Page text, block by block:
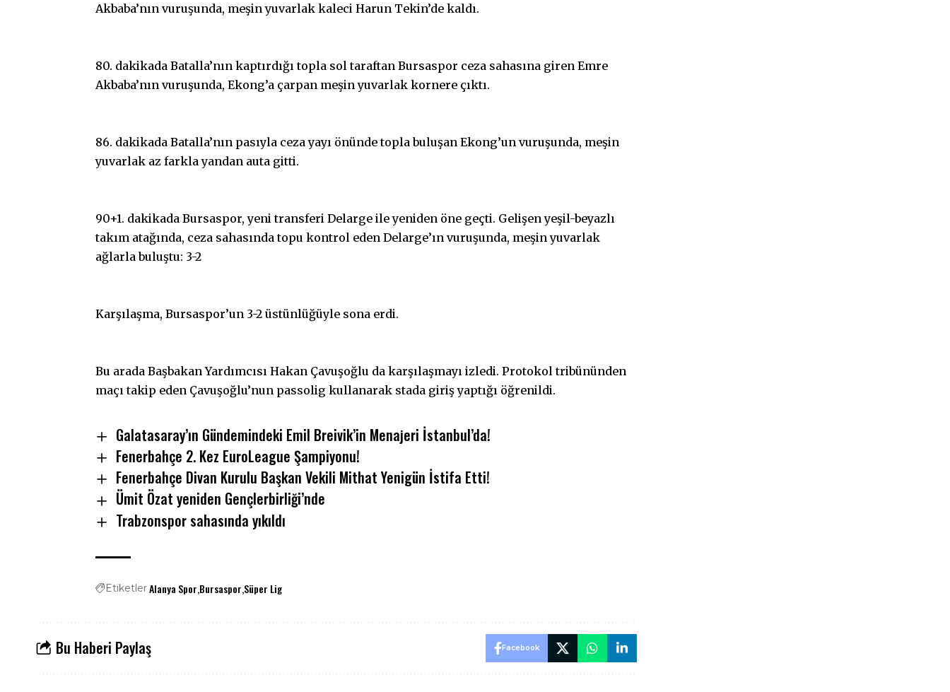
Akbaba’nın vuruşunda, meşin yuvarlak kaleci Harun Tekin’de kaldı.
80. dakikada Batalla’nın kaptırdığı topla sol taraftan Bursaspor ceza sahasına giren Emre
Akbaba’nın vuruşunda, Ekong’a çarpan meşin yuvarlak kornere çıktı.
86. dakikada Batalla’nın pasıyla ceza yayı önünde topla buluşan Ekong’un vuruşunda, meşin
yuvarlak az farkla yandan auta gitti.
90+1. dakikada Bursaspor, yeni transferi Delarge ile yeniden öne geçti. Gelişen yeşil-beyazlı
takım atağında, ceza sahasında topu kontrol eden Delarge’ın vuruşunda, meşin yuvarlak
ağlarla buluştu: 3-2
Karşılaşma, Bursaspor’un 3-2 üstünlüğüyle sona erdi.
Bu arada Başbakan Yardımcısı Hakan Çavuşoğlu da karşılaşmayı izledi. Protokol tribününden
maçı takip eden Çavuşoğlu’nun passolig kullanarak stada giriş yaptığı öğrenildi.
Galatasaray’ın Gündemindeki Emil Breivik’in Menajeri İstanbul’da!
Fenerbahçe 2. Kez EuroLeague Şampiyonu!
Fenerbahçe Divan Kurulu Başkan Vekili Mithat Yenigün İstifa Etti!
Ümit Özat yeniden Gençlerbirliği’nde
Trabzonspor sahasında yıkıldı
EtiketlerAlanya Spor Bursaspor Süper Lig
Bu Haberi Paylaş Facebook